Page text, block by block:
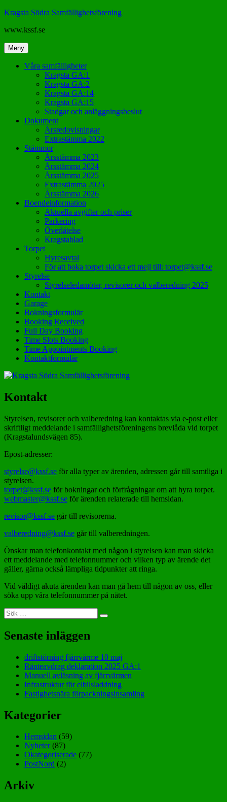
Hoppa
innehåll
Kragsta Södra Samfällighetsförening
www.kssf.se
Meny
Våra samfälligheter
Kragsta GA:1
Kragsta GA:2
Kragsta GA:14
Kragsta GA:15
Stadgar och anläggningsbeslut
Dokument
Årsredovisningar
Extrastämma 2022
Stämmor
Årsstämma 2023
Årsstämma 2024
Årsstämma 2025
Extrastämma 2025
Årsstämma 2026
Boendeinformation
Aktuella avgifter och priser
Parkering
Överlåtelse
Kragstablad
Torpet
Hyresavtal
För att boka torpet skicka ett mejl till: torpet@kssf.se
Styrelse
Styrelseledamöter, revisorer och valberedning 2025
Kontakt
Garage
Bokningsformulär
Booking Received
Full Day Booking
Time Slots Booking
Time Appointments Booking
Kontaktformulär
Kontakt
Styrelsen, revisorer och valberedning kan kontaktas via e-post eller
skriftligt meddelande i samfällighetsföreningens brevlåda vid torpet
(Kragstalundsvägen 85).
Epost-adresser:
styrelse@kssf.se för alla typer av ärenden, adressen går till samtliga i
styrelsen.
torpet@kssf.se för bokningar och förfrågningar om att hyra torpet.
webmaster@kssf.se för ärenden relaterade till hemsidan.
revisor@kssf.se går till revisorerna.
valberedning@kssf.se går till valberedningen.
Önskar man telefonkontakt med någon i styrelsen kan man skicka
ett meddelande med telefonnummer och vilken typ av ärende det
gäller, gärna också lämpliga tidpunkter att ringa.
Vid väldigt akuta ärenden kan man gå hem till någon av oss, eller
söka upp våra telefonnummer på nätet.
Sök
efter:
Sök
Senaste inläggen
driftstörning fjärrvärme 10 maj
Ränteavdrag deklaration 2025 GA:1
Manuell avläsning av fjärrvärmen
Infrastruktur för elbilsladdning
Fastighetsnära förpackningsinsamling
Kategorier
Hemsidan (59)
Nyheter(87)
Okategoriserade (77)
PostNord (2)
Arkiv